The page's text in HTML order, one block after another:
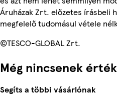
Áruházak Zrt. előzetes írásbeli
megfelelő tudomásul vétele
©TESCO-GLOBAL Zrt.
Még nincsenek
Segíts a többi vásárlónak